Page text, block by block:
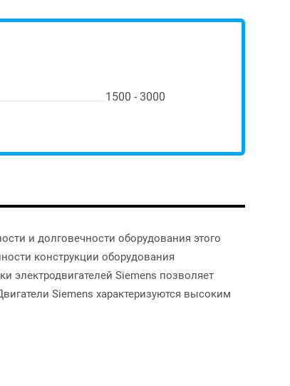
1500 - 3000
и долговечности оборудования этого
конструкции оборудования
электродвигателей Siemens позволяет
Siemens характеризуются высоким